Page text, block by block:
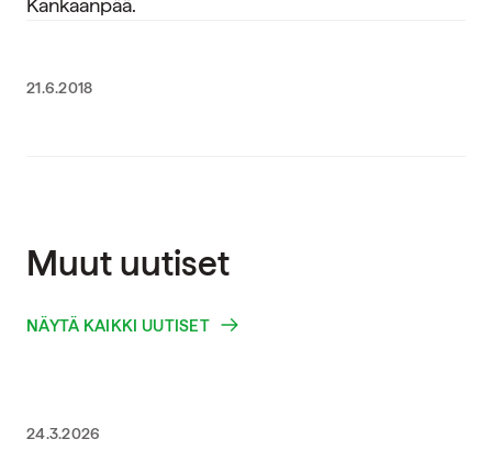
Kankaanpää.
21.6.2018
Muut uutiset
NÄYTÄ KAIKKI UUTISET
24.3.2026